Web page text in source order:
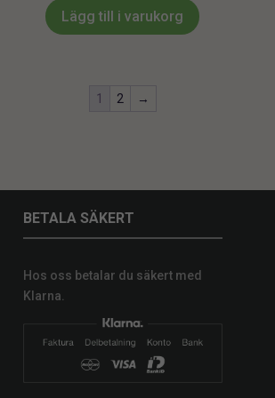
Lägg till i varukorg
1 2 →
BETALA SÄKERT
Hos oss betalar du säkert med
Klarna.